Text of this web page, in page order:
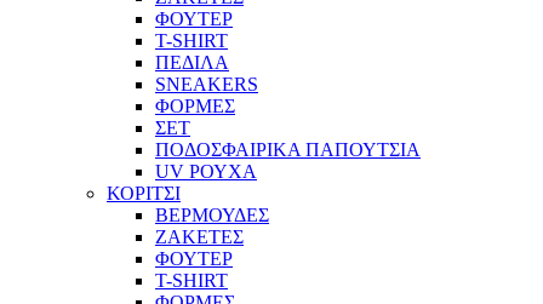
ΦΟΥΤΕΡ
T-SHIRT
ΠΕΔΙΛΑ
SNEAKERS
ΦΟΡΜΕΣ
ΣΕΤ
ΠΟΔΟΣΦΑΙΡΙΚΑ ΠΑΠΟΥΤΣΙΑ
UV ΡΟΥΧΑ
ΚΟΡΙΤΣΙ
ΒΕΡΜΟΥΔΕΣ
ΖΑΚΕΤΕΣ
ΦΟΥΤΕΡ
T-SHIRT